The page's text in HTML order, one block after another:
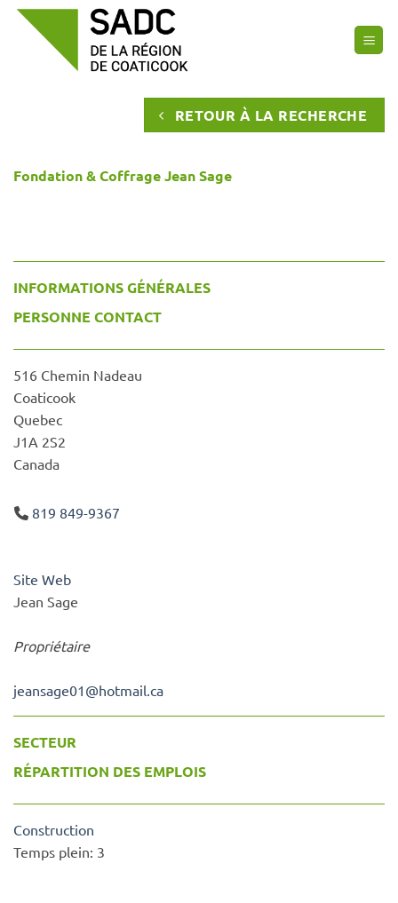
Passer
RETOUR À LA RECHERCHE
Fondation & Coffrage Jean Sage
INFORMATIONS GÉNÉRALES
PERSONNE CONTACT
516 Chemin Nadeau
Coaticook
Quebec
J1A 2S2
Canada
819 849-9367
Site Web
Jean Sage
Propriétaire
jeansage01 @hotmail.ca
SECTEUR
RÉPARTITION DES EMPLOIS
Construction
Temps plein: 3